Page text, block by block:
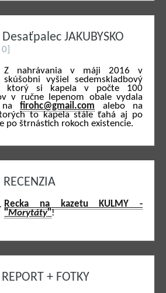
JAKUBYSKO
Z nahrávania v máji 2016 v
skúšobni vyšiel sedemskladbový
ktorý si kapela v počte 100
v ručne lepenom obale vydala
nafirohc@gmail.com alebo na
to kapela stále ťahá aj po
po štrnástich rokoch existencie.
Recka na kazetu KULMY -
"Morytáty"!
+ FOTKY